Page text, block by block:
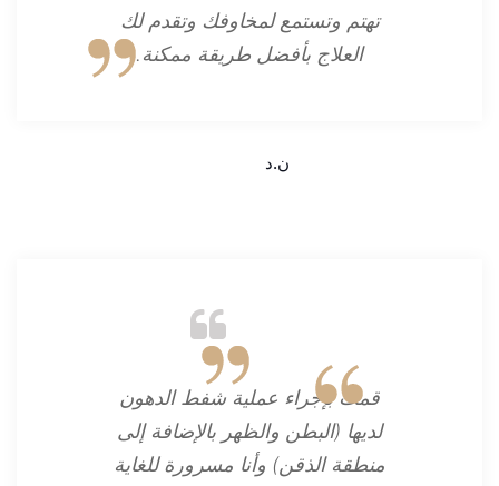
تهتم وتستمع لمخاوفك وتقدم لك
العلاج بأفضل طريقة ممكنة.
ن.د
قمت بإجراء عملية شفط الدهون
لديها (البطن والظهر بالإضافة إلى
منطقة الذقن) وأنا مسرورة للغاية